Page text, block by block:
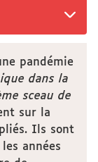
pandémie
dans la
sceau de
sur la
Ils sont
années